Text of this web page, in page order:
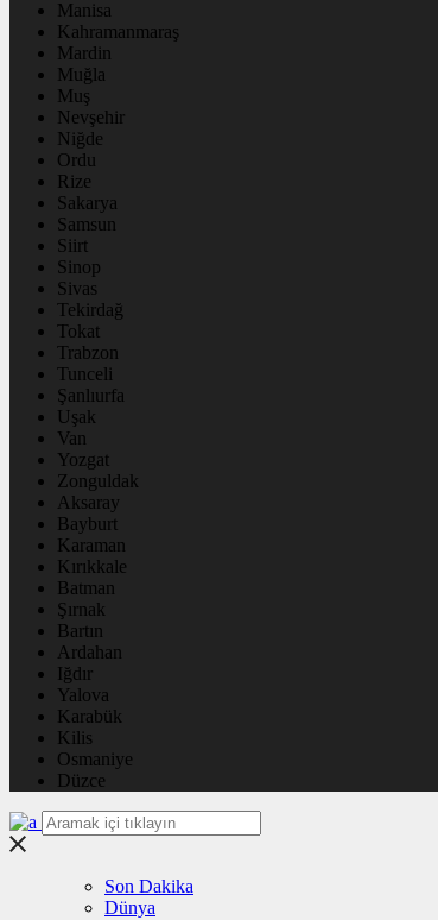
Manisa
Kahramanmaraş
Mardin
Muğla
Muş
Nevşehir
Niğde
Ordu
Rize
Sakarya
Samsun
Siirt
Sinop
Sivas
Tekirdağ
Tokat
Trabzon
Tunceli
Şanlıurfa
Uşak
Van
Yozgat
Zonguldak
Aksaray
Bayburt
Karaman
Kırıkkale
Batman
Şırnak
Bartın
Ardahan
Iğdır
Yalova
Karabük
Kilis
Osmaniye
Düzce
Son Dakika
Dünya